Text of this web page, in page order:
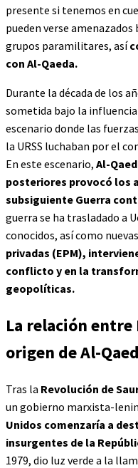
presente si tenemos en
pueden verse
grupos paramilitares, así
con Al-Qaeda.
Durante la década de los
sometida bajo la
escenario donde las
la URSS luchaban por el
En este escenario, Al-
posteriores provocó los
subsiguiente Guerra
guerra se ha trasladado a
conocidos, así como
privadas (EPM),
conflicto y en la
geopolíticas.
La relación entre
origen de Al-
Tras la Revolución de
un gobierno marxista-
Unidos comenzaría a
insurgentes de la
1979, dio luz verde a la